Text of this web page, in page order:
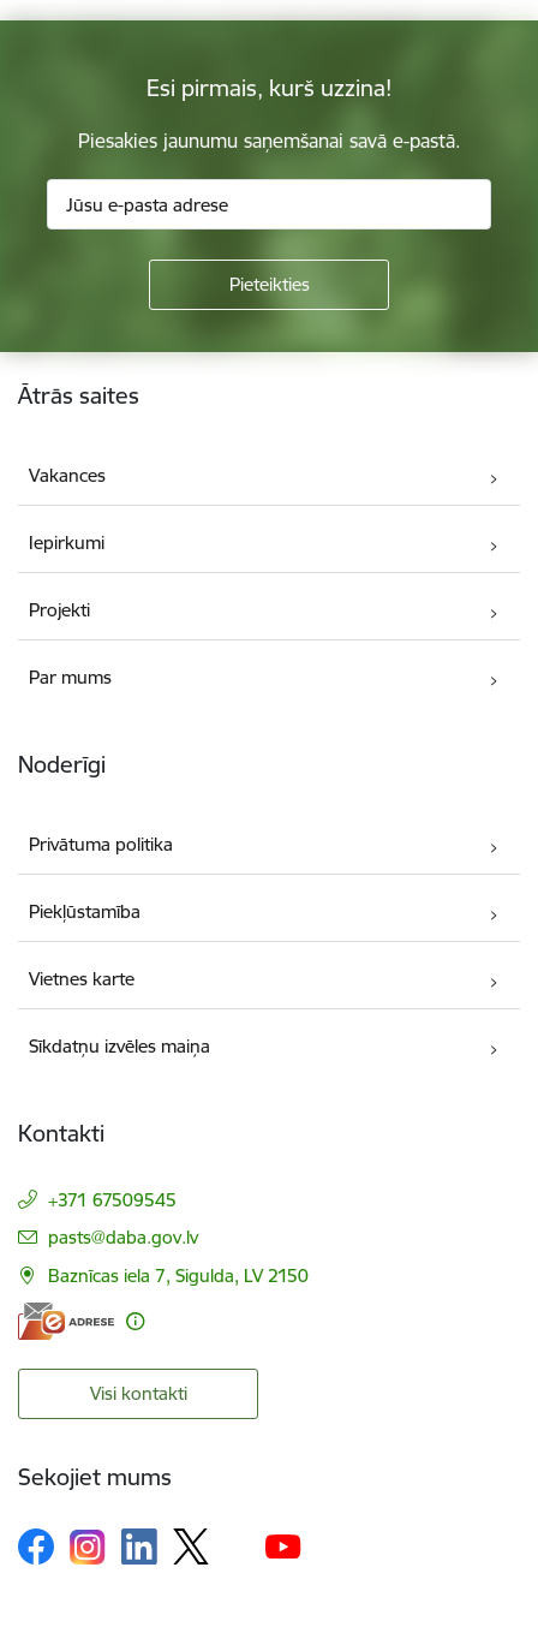
Esi pirmais, kurš uzzina!
Piesakies jaunumu saņemšanai savā e-pastā.
Kājene
Ātrās saites
Vakances
Iepirkumi
Projekti
Par mums
Noderīgi
Privātuma politika
Piekļūstamība
Vietnes karte
Sīkdatņu izvēles maiņa
Kontakti
+371 67509545
E-pasts:
pasts@daba.gov.lv
Baznīcas iela 7, Sigulda, LV 2150
Visi kontakti
Sekojiet mums